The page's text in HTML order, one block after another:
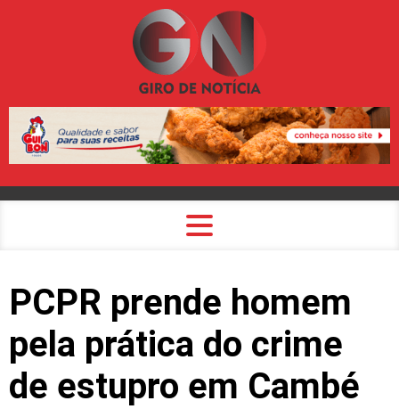
PCPR prende homem
pela prática do crime
de estupro em Cambé